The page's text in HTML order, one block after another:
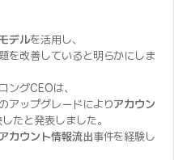
デルを活用し、
を改善していると明らかにしま
ングCEOは、
アップグレードによりアカウン
たと発表しました。
カウント情報流出事件を経験し